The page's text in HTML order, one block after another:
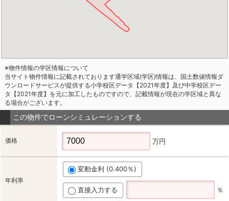
※物件情報の学区情報について
当サイト物件情報に記載されております通学区域(学区)情報は、国土数値情報ダ
ウンロードサービスが提供する小学校区データ【2021年度】及び中学校区デー
タ【2021年度】を元に加工したものですので、記載情報が現在の学区域と異な
る場合がございます。
この物件でローンシミュレーションする
価格 万円
年利率
変動金利 (0.400％)
直接入力する ％